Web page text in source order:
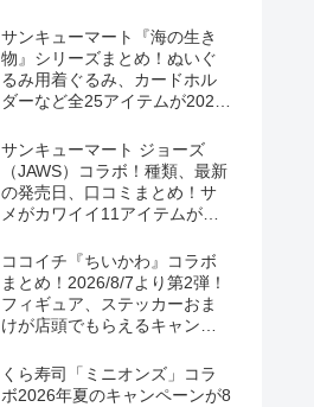
LostWordのプラモ風アクキ
ー、カラビナ、クリアファイ
ルが2026/8/7より新発売！
サンキューマート『海の生き
物』シリーズまとめ！ぬいぐ
るみ用着ぐるみ、カードホル
ダーなど全25アイテムが2026
コミ！
サンキューマート ジョーズ
（JAWS）コラボ！種類、最新
の発売日、口コミまとめ！サ
メがカワイイ11アイテムが
ココイチ『ちいかわ』コラボ
まとめ！2026/8/7より第2弾！
フィギュア、ステッカーおま
けが店頭でもらえるキャンペ
る！
くら寿司「ミニオンズ」コラ
ボ2026年夏のキャンペーンが8